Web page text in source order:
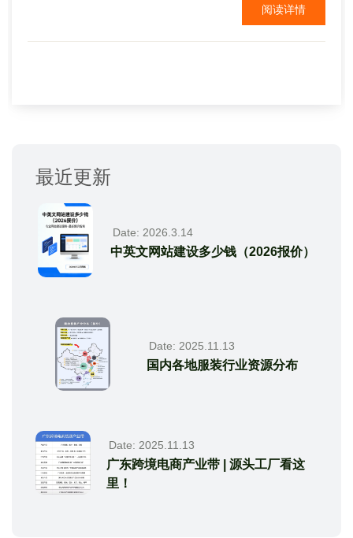
阅读详情
最近更新
Date: 2026.3.14
中英文网站建设多少钱（2026报价）
Date: 2025.11.13
国内各地服装行业资源分布
Date: 2025.11.13
广东跨境电商产业带 | 源头工厂看这
里！